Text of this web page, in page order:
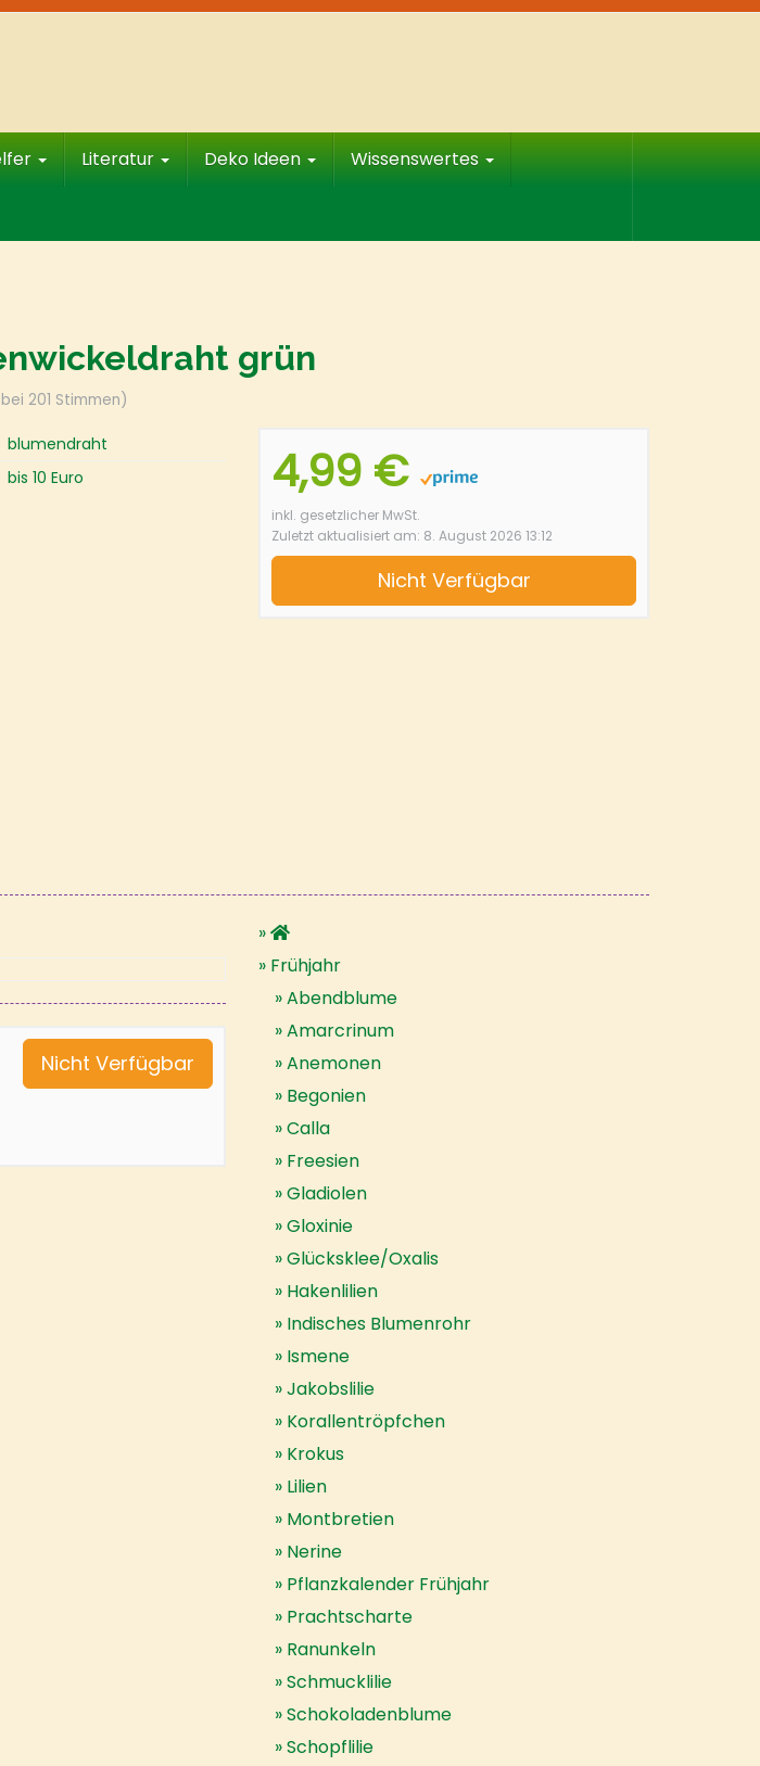
Literatur Deko Ideen Wissenswertes
grün
201 Stimmen)
4,99 €
inkl. gesetzlicher MwSt.
Zuletzt aktualisiert am: 8. August 2026 13:12
Nicht Verfügbar
blumendraht
bis 10 Euro
Nicht Verfügbar
Frühjahr
Abendblume
Amarcrinum
Anemonen
Begonien
Calla
Freesien
Gladiolen
Gloxinie
Glücksklee/Oxalis
Hakenlilien
Indisches Blumenrohr
Ismene
Jakobslilie
Korallentröpfchen
Krokus
Lilien
Montbretien
Nerine
Pflanzkalender Frühjahr
Prachtscharte
Ranunkeln
Schmucklilie
Schokoladenblume
Schopflilie